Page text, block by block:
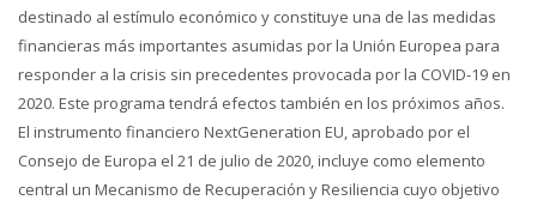
destinado al estímulo económico y constituye una de las medidas
financieras más importantes asumidas por la Unión Europea para
responder a la crisis sin precedentes provocada por la COVID-19 en
2020. Este programa tendrá efectos también en los próximos años.
El instrumento financiero NextGeneration EU, aprobado por el
Consejo de Europa el 21 de julio de 2020, incluye como elemento
central un Mecanismo de Recuperación y Resiliencia cuyo objetivo